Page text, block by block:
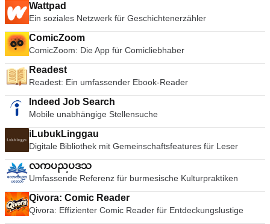
Wattpad
Ein soziales Netzwerk für Geschichtenerzähler
ComicZoom
ComicZoom: Die App für Comicliebhaber
Readest
Readest: Ein umfassender Ebook-Reader
Indeed Job Search
Mobile unabhängige Stellensuche
iLubukLinggau
Digitale Bibliothek mit Gemeinschaftsfeatures für Leser
လကပညပဒသ
Umfassende Referenz für burmesische Kulturpraktiken
Qivora: Comic Reader
Qivora: Effizienter Comic Reader für Entdeckungslustige